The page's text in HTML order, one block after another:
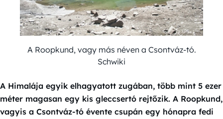
A Roopkund, vagy más néven a Csontváz-tó.
Schwiki
A Himalája egyik elhagyatott zugában, több mint 5 ezer
méter magasan egy kis gleccsertó rejtőzik. A Roopkund,
vagyis a Csontváz-tó évente csupán egy hónapra fedi